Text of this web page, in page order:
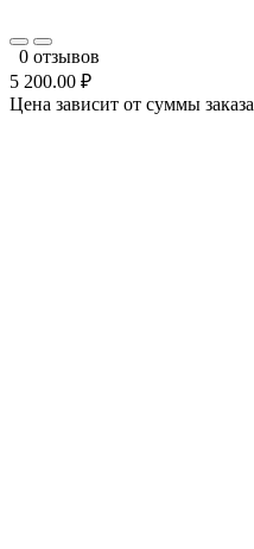
0 отзывов
5 200.00 ₽
Цена зависит от суммы заказа